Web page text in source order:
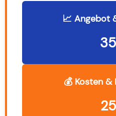
📈 Angebot
💰 Kosten &